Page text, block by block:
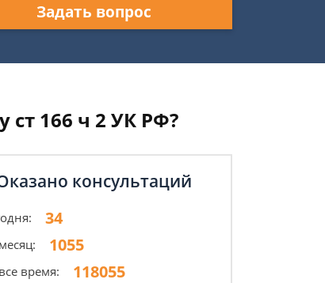
Задать вопрос
166 ч 2 УК РФ?
консультаций
34
1055
время: 118055